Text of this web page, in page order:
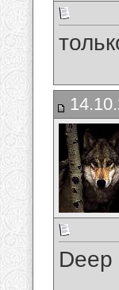
Deep